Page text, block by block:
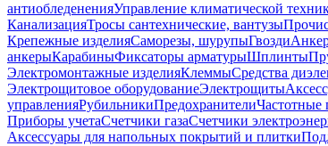
антиобледененияУправление климатической
КанализацияТросы сантехнические, вантузы
Крепежные изделияСаморезы, шурупыГвозди
анкерыКарабиныФиксаторы арматурыШплинты
Электромонтажные изделияКлеммыСредства
Электрощитовое оборудованиеЭлектрощиты
управленияРубильникиПредохранителиЧастотные
Приборы учетаСчетчики газаСчетчики
Аксессуары для напольных покрытий и плитки